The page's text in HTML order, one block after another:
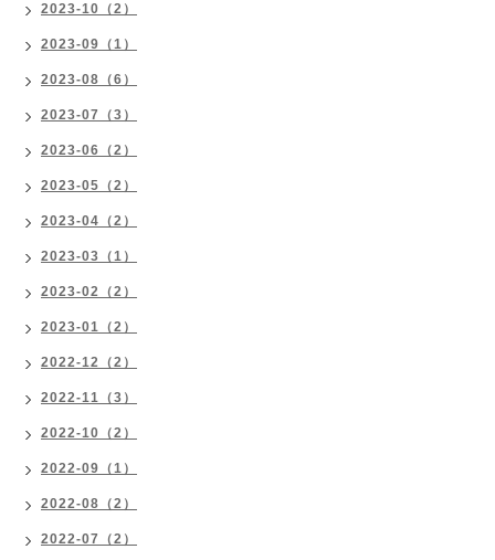
2023-10（2）
2023-09（1）
2023-08（6）
2023-07（3）
2023-06（2）
2023-05（2）
2023-04（2）
2023-03（1）
2023-02（2）
2023-01（2）
2022-12（2）
2022-11（3）
2022-10（2）
2022-09（1）
2022-08（2）
2022-07（2）